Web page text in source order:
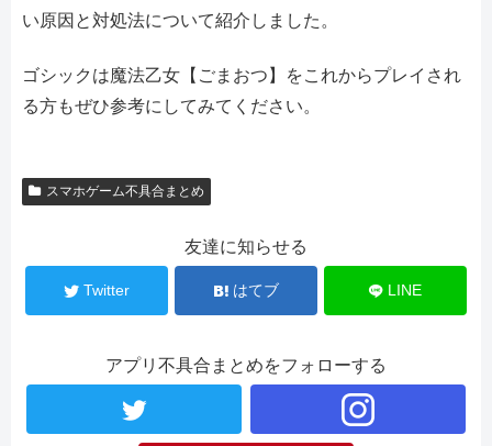
い原因と対処法について紹介しました。
ゴシックは魔法乙女【ごまおつ】をこれからプレイされ
る方もぜひ参考にしてみてください。
スマホゲーム不具合まとめ
友達に知らせる
Twitter はてブ LINE
アプリ不具合まとめをフォローする